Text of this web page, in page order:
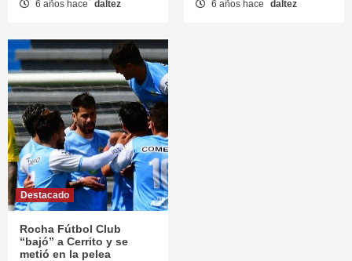
6 años hace daltez 6 años hace daltez
Destacado
Rocha Fútbol Club
“bajó” a Cerrito y se
metió en la pelea